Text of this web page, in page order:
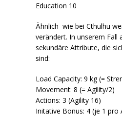
Education 10
Ähnlich wie bei Cthulhu
verändert. In unserem Fall
sekundäre Attribute, die
sind:
Load Capacity: 9 kg (=
Movement: 8 (= Agility/2)
Actions: 3 (Agility 16)
Initative Bonus: 4 (je 1 pro